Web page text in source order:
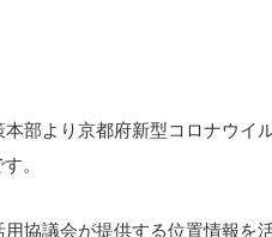
部より京都府新型コロナウ
。
協議会が提供する位置情報